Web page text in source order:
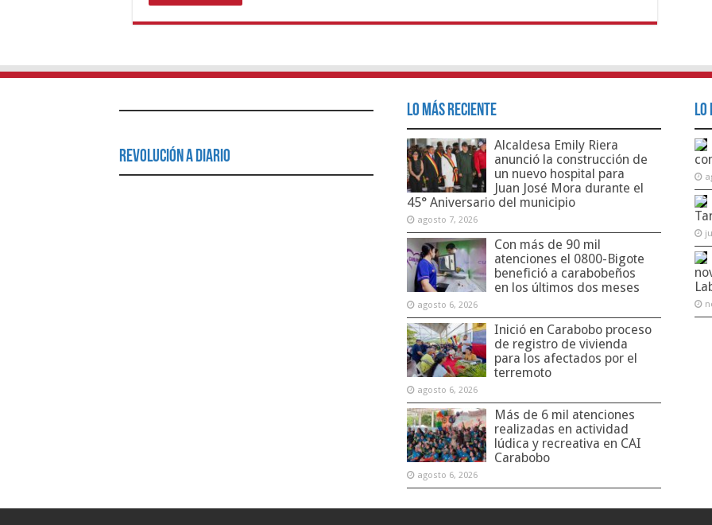
Revolución a Diario
Lo Más Reciente
Alcaldesa Emily Riera
anunció la construcción de
un nuevo hospital para
Juan José Mora durante el
45° Aniversario del municipio
agosto 7, 2026
Con más de 90 mil
atenciones el 0800-Bigote
benefició a carabobeños
en los últimos dos meses
agosto 6, 2026
Inició en Carabobo proceso
de registro de vivienda
para los afectados por el
terremoto
agosto 6, 2026
Más de 6 mil atenciones
realizadas en actividad
lúdica y recreativa en CAI
Carabobo
agosto 6, 2026
Lo